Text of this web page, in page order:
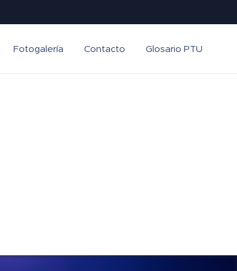
Fotogalería Contacto Glosario PTU